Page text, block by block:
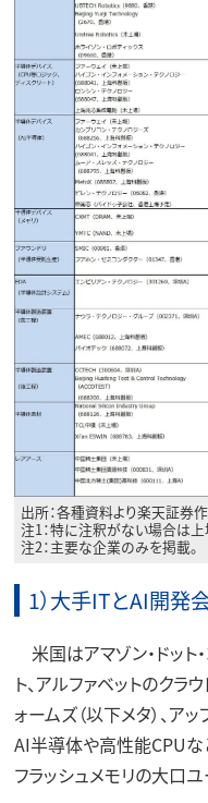
出所：各種資料より楽天証券
注1：特に注釈がない場合は上
注2：主要な企業のみを掲載。
1）大手ITとAI開発
米国はアマゾン・ドット
ト、アルファベットのクラ
ォームズ（以下メタ）、ア
AI半導体や高性能CPUな
フラッシュメモリの大口